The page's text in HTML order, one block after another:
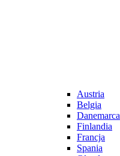
Austria
Belgia
Danemarca
Finlandia
Francja
Spania